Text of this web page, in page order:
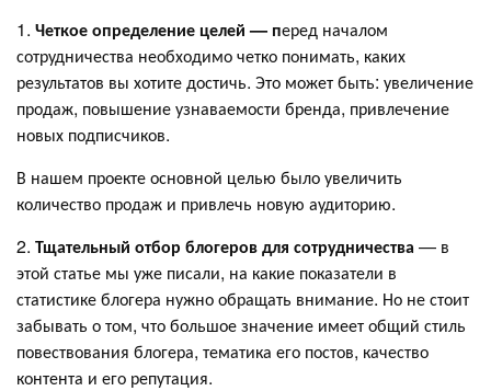
1. Четкое определение целей — перед началом
сотрудничества необходимо четко понимать, каких
результатов вы хотите достичь. Это может быть: увеличение
продаж, повышение узнаваемости бренда, привлечение
новых подписчиков.
В нашем проекте основной целью было увеличить
количество продаж и привлечь новую аудиторию.
2. Тщательный отбор блогеров для сотрудничества — в
этой статье мы уже писали, на какие показатели в
статистике блогера нужно обращать внимание. Но не стоит
забывать о том, что большое значение имеет общий стиль
повествования блогера, тематика его постов, качество
контента и его репутация.